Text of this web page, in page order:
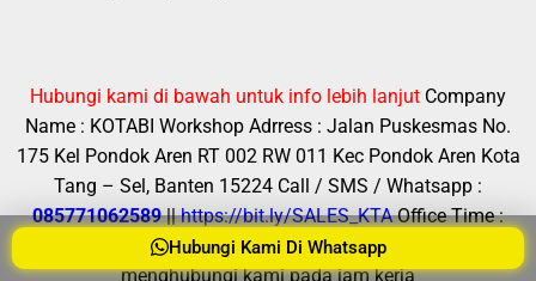
Hubungi Kami Di Whatsapp
Hubungi kami di bawah untuk info lebih lanjut Company
Name : KOTABI Workshop Adrress : Jalan Puskesmas No.
175 Kel Pondok Aren RT 002 RW 011 Kec Pondok Aren Kota
Tang – Sel, Banten 15224 Call / SMS / Whatsapp :
085771062589||https://bit.ly/SALES_KTA Office Time :
Senin – Sabtu (08.00 – 17.00) Fast respon silahkan
menghubungi kami pada jam kerja